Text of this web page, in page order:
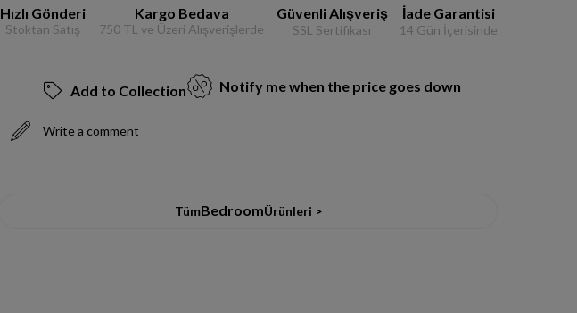
Hızlı Gönderi
Stoktan Satış
Kargo Bedava
750 TL ve Üzeri Alışverişlerde
Güvenli Alışveriş
SSL Sertifikası
İade Garantisi
14 Gün İçerisinde
Add to Collection Notify me when the price goes down
Write a comment
TümBedroomÜrünleri >